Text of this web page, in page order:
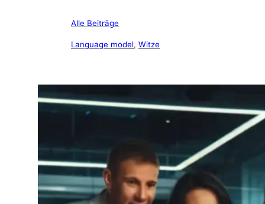
Alle Beiträge
Language model, Witze